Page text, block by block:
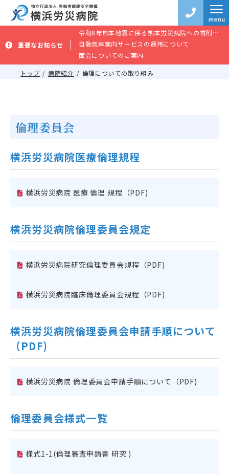
重要なお知らせ
令和8年熊本地震に係る熊本労災病院への寄附のお願い
自動音声案内サービスの運用について
面会についてのご案内
トップ 病院紹介 倫理についての取り組み
倫理委員会
横浜労災病院医療倫理規程
横浜労災病院 医療 倫理 規程（PDF)
横浜労災病院倫理委員会規定
横浜労災病院研究倫理委員会規程（PDF)
横浜労災病院臨床倫理委員会規程（PDF)
横浜労災病院倫理委員会申請手順について
（PDF)
横浜労災病院 倫理委員会申請手順について（PDF)
倫理委員会様式一覧
様式1-1(倫理審査申請書 研究 )